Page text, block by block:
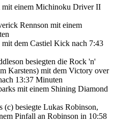
mit einem Michinoku Driver II
Rennson mit einem
dem Castiel Kick nach 7:43
besiegten die Rock 'n'
Karstens) mit dem Victory over
13:37 Minuten
mit einem Shining Diamond
besiegte Lukas Robinson,
Pinfall an Robinson in 10:58